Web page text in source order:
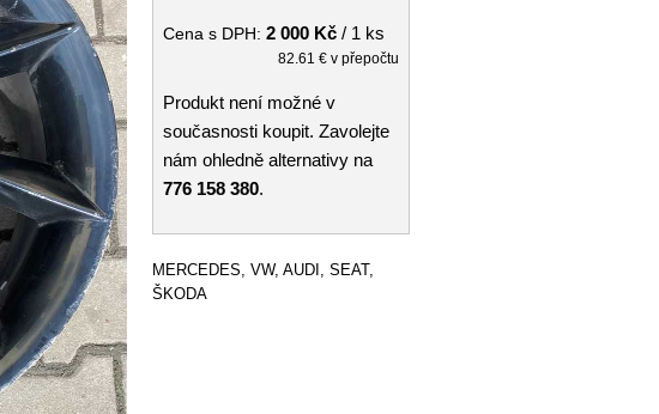
Cena s DPH: 2 000 Kč / 1 ks
82.61 € v přepočtu
Produkt není možné v
současnosti koupit. Zavolejte
nám ohledně alternativy na
776 158 380.
MERCEDES, VW, AUDI, SEAT,
ŠKODA